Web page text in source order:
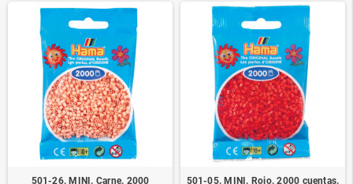
501-26. MINI. Carne. 2000
501-05. MINI. Rojo. 2000 cuentas.